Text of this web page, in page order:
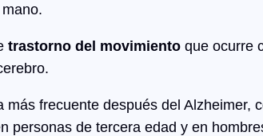
trastorno del movimiento que ocurre
frecuente después del Alzheimer,
personas de tercera edad y en